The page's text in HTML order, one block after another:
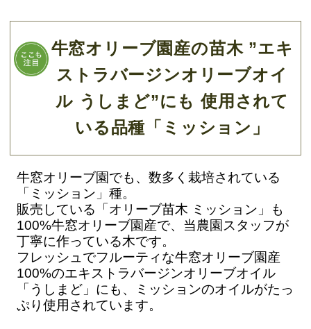
牛窓オリーブ園産の苗木 ”エキ
ストラバージンオリーブオイ
ル うしまど”にも 使用されて
いる品種「ミッション」
牛窓オリーブ園でも、数多く栽培されている
「ミッション」種。
販売している「オリーブ苗木 ミッション」も
100%牛窓オリーブ園産で、当農園スタッフが
丁寧に作っている木です。
フレッシュでフルーティな牛窓オリーブ園産
100%のエキストラバージンオリーブオイル
「うしまど」にも、ミッションのオイルがたっ
ぷり使用されています。